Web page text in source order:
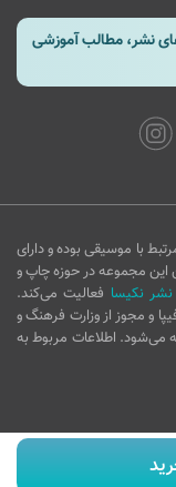
نشر، مطالب آموزشی
با موسیقی بوده و دارای
مجموعه در حوزه چاپ و
نشر نکیسا فعالیت می‌کند.
و مجوز از وزارت فرهنگ و
می‌شود. اطلاعات مربوط به
Copyright ©